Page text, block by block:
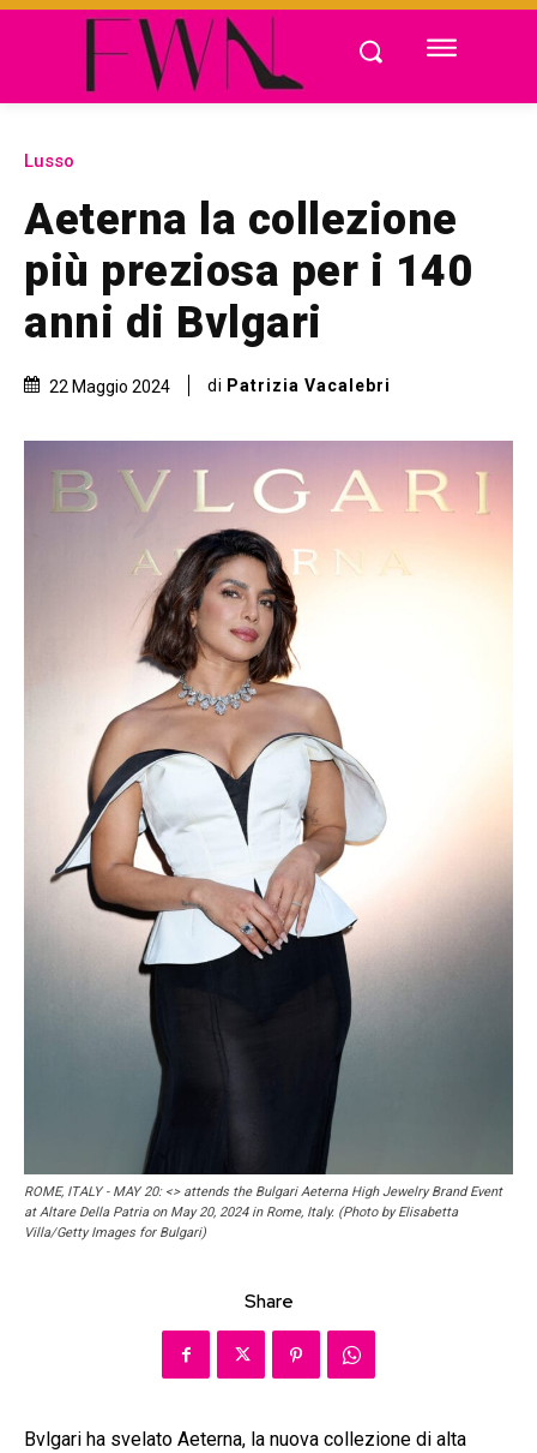
Lusso
Aeterna la collezione
più preziosa per i 140
anni di Bvlgari
22 Maggio 2024 di Patrizia Vacalebri
ROME, ITALY - MAY 20: <> attends the Bulgari Aeterna High Jewelry Brand Event
at Altare Della Patria on May 20, 2024 in Rome, Italy. (Photo by Elisabetta
Villa/Getty Images for Bulgari)
Share
Bvlgari ha svelato Aeterna, la nuova collezione di alta